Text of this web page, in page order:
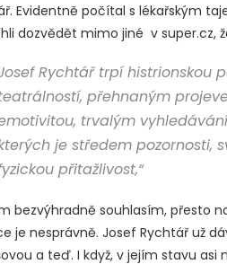
Evidentně počítal s lékařským
dozvědět mimo jiné v super.cz,
Rychtář trpí histrionskou
přehnaným
trvalým
je středem pozornosti,
přitažlivost,“
bezvýhradně souhlasím, přesto
je nesprávně. Josef Rychtář už
a teď. I když, v jejím stavu